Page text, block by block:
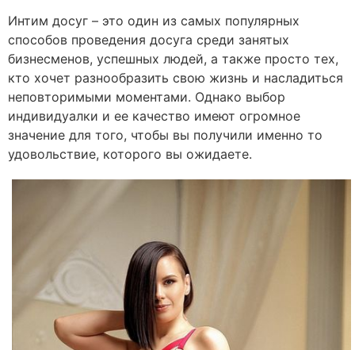
Интим досуг – это один из самых популярных
способов проведения досуга среди занятых
бизнесменов, успешных людей, а также просто тех,
кто хочет разнообразить свою жизнь и насладиться
неповторимыми моментами. Однако выбор
индивидуалки и ее качество имеют огромное
значение для того, чтобы вы получили именно то
удовольствие, которого вы ожидаете.